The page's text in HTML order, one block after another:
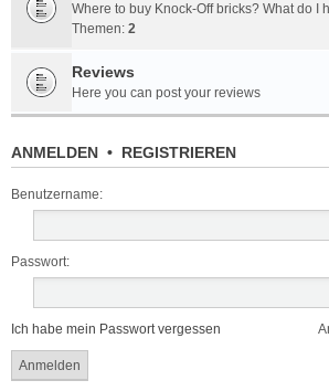
Where to buy Knock-Off bricks? What do I
Themen: 2
Reviews
Here you can post your reviews
ANMELDEN • REGISTRIEREN
Benutzername:
Passwort:
Ich habe mein Passwort vergessen